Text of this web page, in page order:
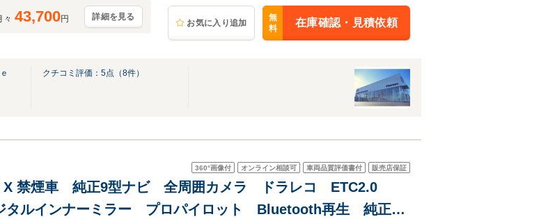
々 43,700円 詳細を見る
お気に入り追加
無
料
在庫確認・見積依頼
ｅ
クチコミ評価： 5点（8件）
360°画像付 オンライン相談可 車両品質評価書付 販売店保証
X 禁煙車 純正9型ナビ 全周囲カメラ ドラレコ ETC2.0
ルインナーミラー プロパイロット Bluetooth再生 純正16